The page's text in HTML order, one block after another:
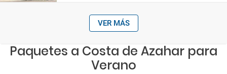
VER MÁS
Paquetes a Costa de Azahar para
Verano